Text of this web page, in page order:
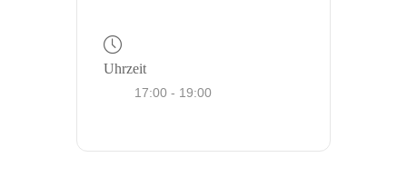
Uhrzeit
17:00 - 19:00